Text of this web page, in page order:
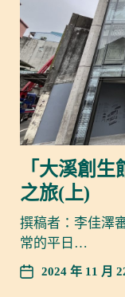
「大溪創
之旅(上)
撰稿者：李佳澤
常的平日…
2024 年 11 月